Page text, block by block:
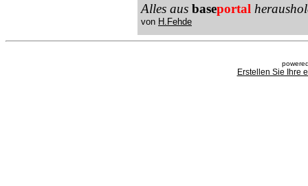
Alles aus baseportal
von H.Fehde
Erstellen Sie Ihre